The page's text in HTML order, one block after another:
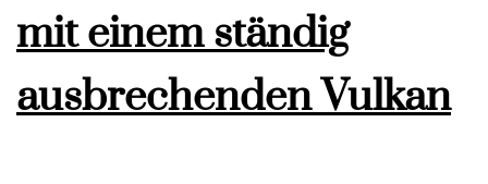
mit einem ständig
ausbrechenden Vulkan